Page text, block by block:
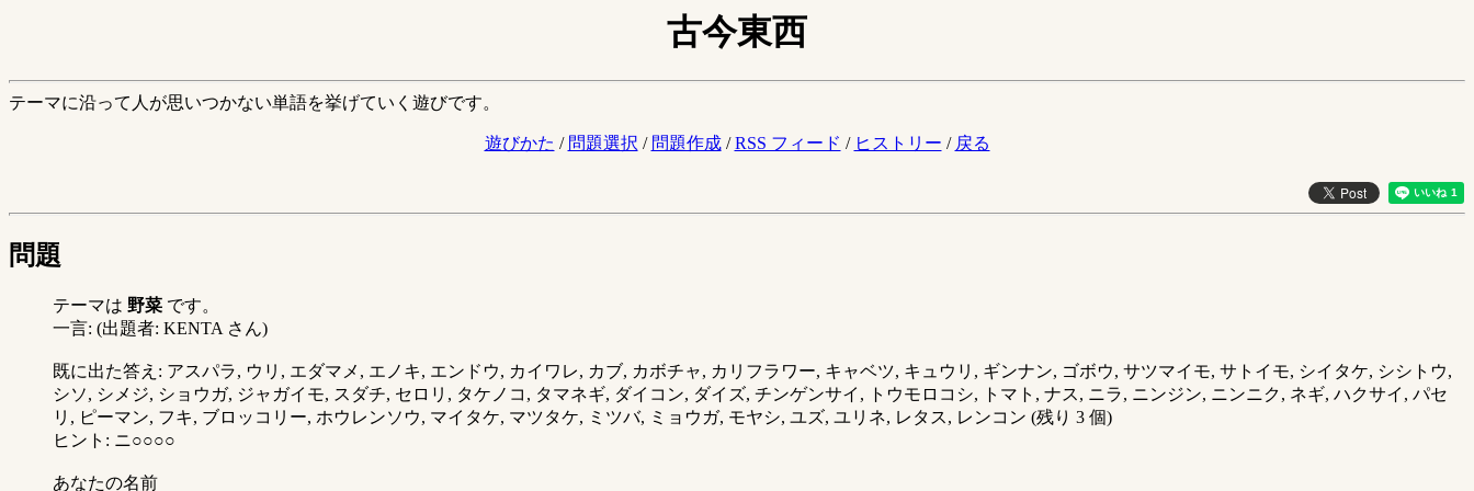
古今東西
テーマに沿って人が思いつかない単語を挙げていく遊びです。
遊びかた / 問題選択 / 問題作成/RSS フィード / ヒストリー / 戻る
問題
テーマは 野菜 です。
一言: (出題者: KENTA さん)
既に出た答え: アスパラ, ウリ, エダマメ, エノキ, エンドウ, カイワレ, カブ, カボチャ, カリフラワー, キャベツ, キュウリ, ギンナン, ゴボウ, サツマイモ, サトイモ, シイタケ, シシトウ,
シソ, シメジ, ショウガ, ジャガイモ, スダチ, セロリ, タケノコ, タマネギ, ダイコン, ダイズ, チンゲンサイ, トウモロコシ, トマト, ナス, ニラ, ニンジン, ニンニク, ネギ, ハクサイ, パセ
リ, ピーマン, フキ, ブロッコリー, ホウレンソウ, マイタケ, マツタケ, ミツバ, ミョウガ, モヤシ, ユズ, ユリネ, レタス, レンコン (残り 3 個)
ヒント: ニ○○○○
あなたの名前